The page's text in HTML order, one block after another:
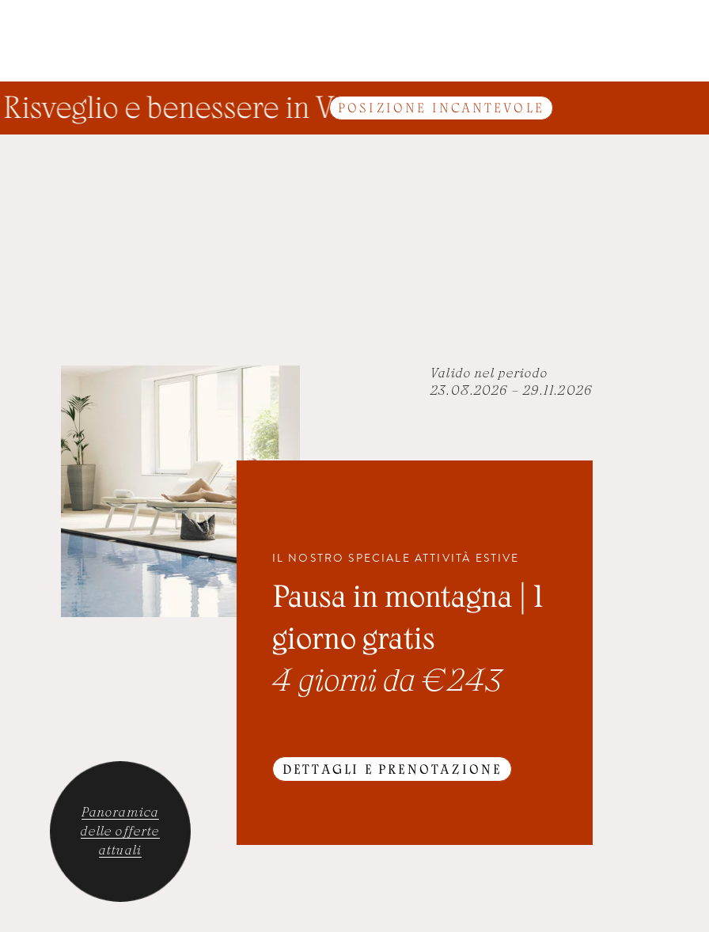
e benessere in Valle Aurina.
POSIZIONE INCANTEVOLE
IL NOSTRO SPECIALE ATTIVITÀ ESTIVE
Pausa in montagna | 1
giorno gratis
4 giorni da € 243
DETTAGLI E PRENOTAZIONE
Valido nel periodo
23.08.2026 – 29.11.2026
Panoramica
delle offerte
attuali